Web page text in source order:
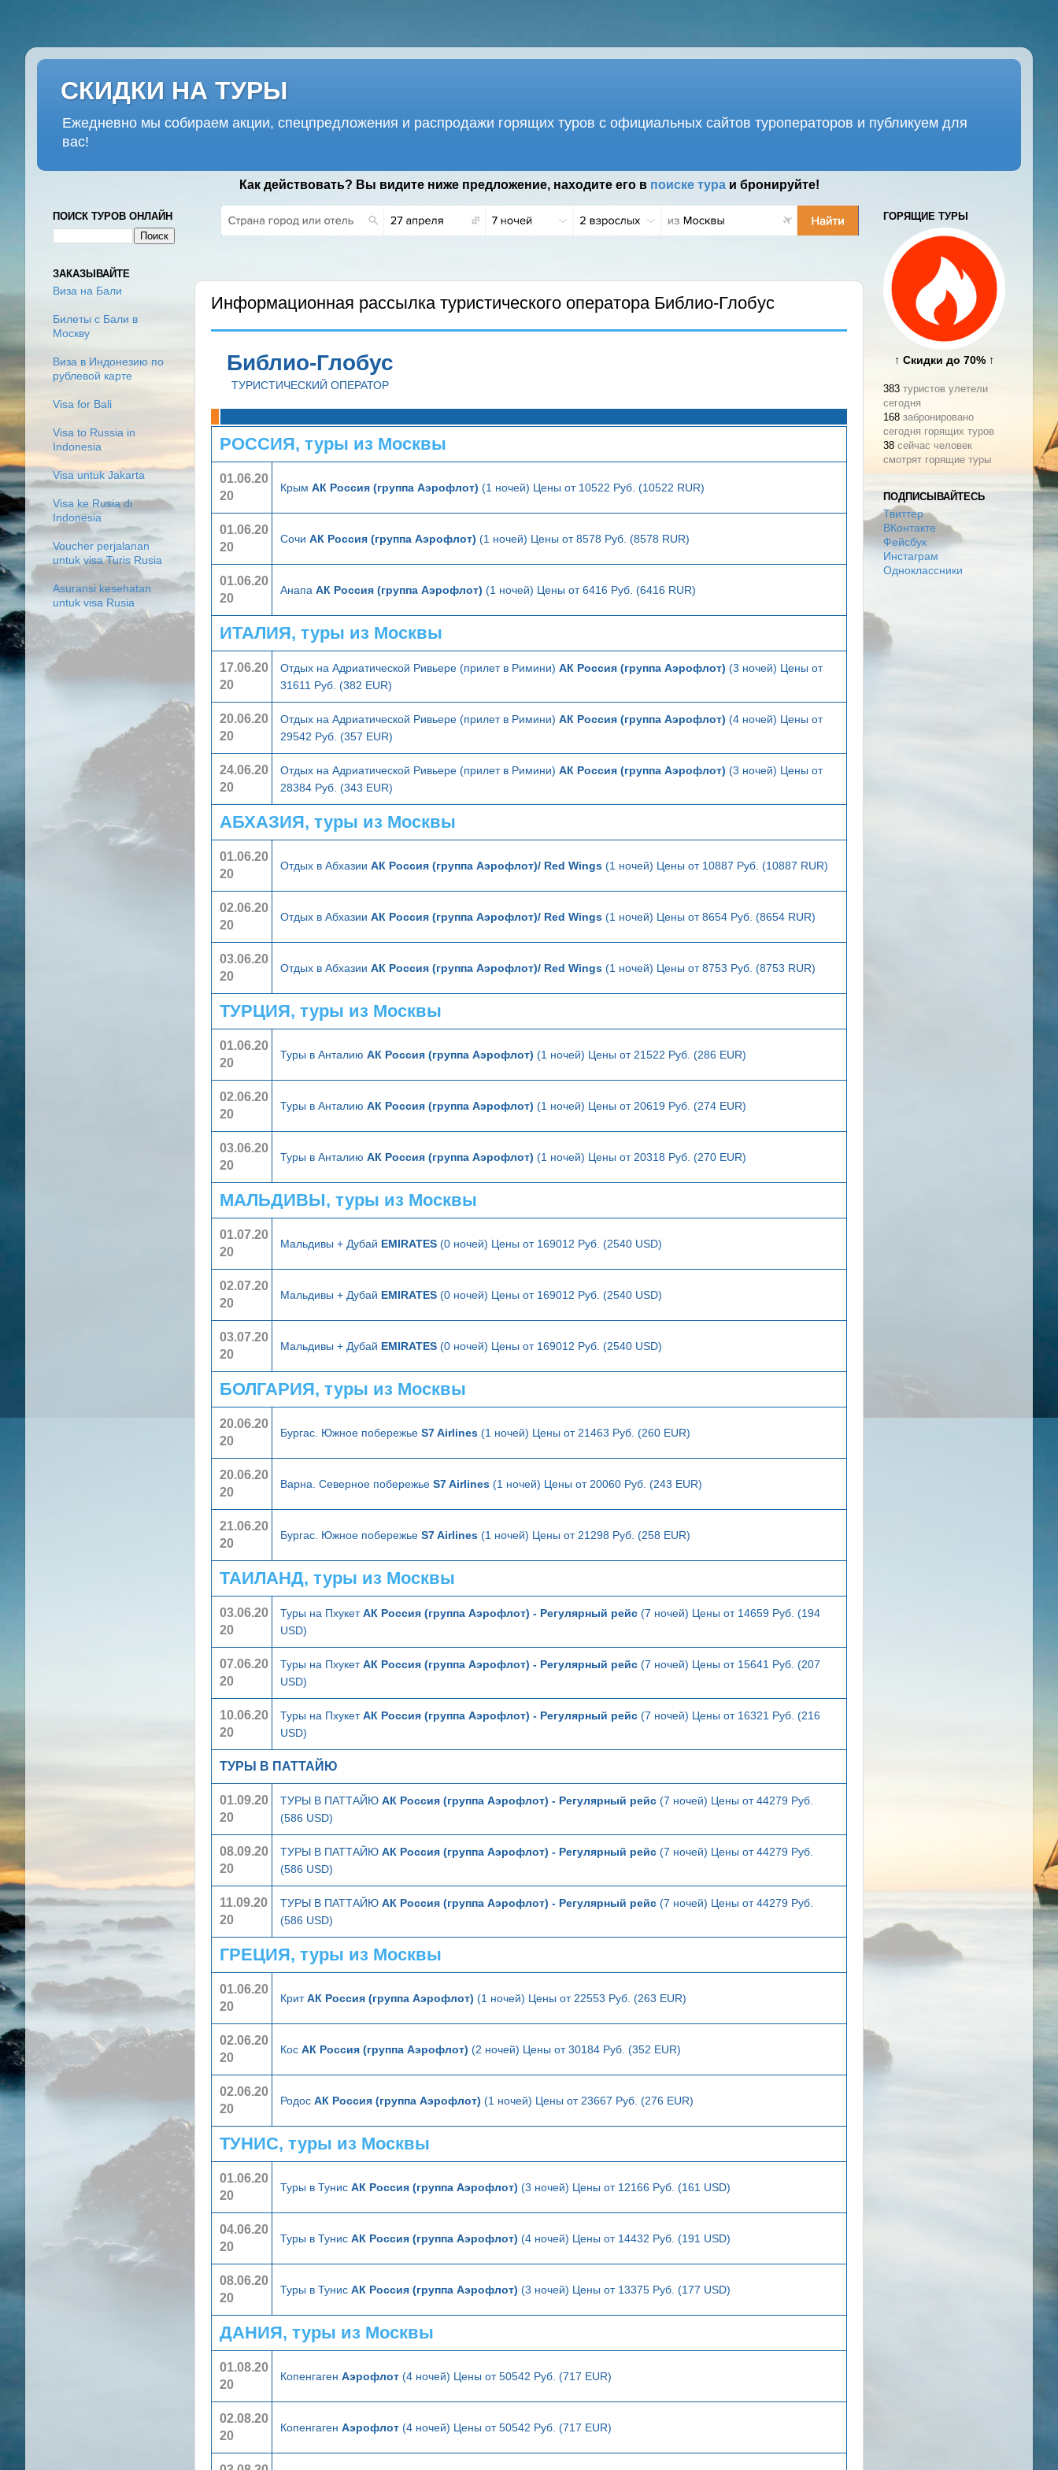
СКИДКИ НА ТУРЫ
Ежедневно мы собираем акции, спецпредложения и распродажи горящих туров с официальных сайтов туроператоров и публикуем для
вас!
Как действовать? Вы видите ниже предложение, находите его в поиске тураи бронируйте!
Информационная рассылка туристического оператора Библио-Глобус
Библио-Глобус
ТУРИСТИЧЕСКИЙ ОПЕРАТОР
РОССИЯ, туры из Москвы
01.06.20
20
Крым АК Россия (группа Аэрофлот) (1 ночей) Цены от 10522 Руб. (10522 RUR)
01.06.20
20
Сочи АК Россия (группа Аэрофлот) (1 ночей) Цены от 8578 Руб. (8578 RUR)
01.06.20
20
Анапа АК Россия (группа Аэрофлот) (1 ночей) Цены от 6416 Руб. (6416 RUR)
ИТАЛИЯ, туры из Москвы
17.06.20
20
Отдых на Адриатической Ривьере (прилет в Римини) АК Россия (группа Аэрофлот) (3 ночей) Цены от
31611 Руб. (382 EUR)
20.06.20
20
Отдых на Адриатической Ривьере (прилет в Римини) АК Россия (группа Аэрофлот) (4 ночей) Цены от
29542 Руб. (357 EUR)
24.06.20
20
Отдых на Адриатической Ривьере (прилет в Римини) АК Россия (группа Аэрофлот) (3 ночей) Цены от
28384 Руб. (343 EUR)
АБХАЗИЯ, туры из Москвы
01.06.20
20
Отдых в Абхазии АК Россия (группа Аэрофлот)/ Red Wings (1 ночей) Цены от 10887 Руб. (10887 RUR)
02.06.20
20
Отдых в Абхазии АК Россия (группа Аэрофлот)/ Red Wings (1 ночей) Цены от 8654 Руб. (8654 RUR)
03.06.20
20
Отдых в Абхазии АК Россия (группа Аэрофлот)/ Red Wings (1 ночей) Цены от 8753 Руб. (8753 RUR)
ТУРЦИЯ, туры из Москвы
01.06.20
20
Туры в Анталию АК Россия (группа Аэрофлот) (1 ночей) Цены от 21522 Руб. (286 EUR)
02.06.20
20
Туры в Анталию АК Россия (группа Аэрофлот) (1 ночей) Цены от 20619 Руб. (274 EUR)
03.06.20
20
Туры в Анталию АК Россия (группа Аэрофлот) (1 ночей) Цены от 20318 Руб. (270 EUR)
МАЛЬДИВЫ, туры из Москвы
01.07.20
20
Мальдивы + Дубай EMIRATES (0 ночей) Цены от 169012 Руб. (2540 USD)
02.07.20
20
Мальдивы + Дубай EMIRATES (0 ночей) Цены от 169012 Руб. (2540 USD)
03.07.20
20
Мальдивы + Дубай EMIRATES (0 ночей) Цены от 169012 Руб. (2540 USD)
БОЛГАРИЯ, туры из Москвы
20.06.20
20
Бургас. Южное побережье S7 Airlines (1 ночей) Цены от 21463 Руб. (260 EUR)
20.06.20
20
Варна. Северное побережье S7 Airlines (1 ночей) Цены от 20060 Руб. (243 EUR)
21.06.20
20
Бургас. Южное побережье S7 Airlines (1 ночей) Цены от 21298 Руб. (258 EUR)
ТАИЛАНД, туры из Москвы
03.06.20
20
Туры на ПхукетАК Россия (группа Аэрофлот) - Регулярный рейс (7 ночей) Цены от 14659 Руб. (194
USD)
07.06.20
20
Туры на ПхукетАК Россия (группа Аэрофлот) - Регулярный рейс (7 ночей) Цены от 15641 Руб. (207
USD)
10.06.20
20
Туры на ПхукетАК Россия (группа Аэрофлот) - Регулярный рейс (7 ночей) Цены от 16321 Руб. (216
USD)
ТУРЫ В ПАТТАЙЮ
01.09.20
20
ТУРЫ В ПАТТАЙЮ АК Россия (группа Аэрофлот) - Регулярный рейс (7 ночей) Цены от 44279 Руб.
(586 USD)
08.09.20
20
ТУРЫ В ПАТТАЙЮ АК Россия (группа Аэрофлот) - Регулярный рейс (7 ночей) Цены от 44279 Руб.
(586 USD)
11.09.20
20
ТУРЫ В ПАТТАЙЮ АК Россия (группа Аэрофлот) - Регулярный рейс (7 ночей) Цены от 44279 Руб.
(586 USD)
ГРЕЦИЯ, туры из Москвы
01.06.20
20
КритАК Россия (группа Аэрофлот) (1 ночей) Цены от 22553 Руб. (263 EUR)
02.06.20
20
Кос АК Россия (группа Аэрофлот) (2 ночей) Цены от 30184 Руб. (352 EUR)
02.06.20
20
Родос АК Россия (группа Аэрофлот) (1 ночей) Цены от 23667 Руб. (276 EUR)
ТУНИС, туры из Москвы
01.06.20
20
Туры в Тунис АК Россия (группа Аэрофлот) (3 ночей) Цены от 12166 Руб. (161 USD)
04.06.20
20
Туры в Тунис АК Россия (группа Аэрофлот) (4 ночей) Цены от 14432 Руб. (191 USD)
08.06.20
20
Туры в Тунис АК Россия (группа Аэрофлот) (3 ночей) Цены от 13375 Руб. (177 USD)
ДАНИЯ, туры из Москвы
01.08.20
20
Копенгаген Аэрофлот (4 ночей) Цены от 50542 Руб. (717 EUR)
02.08.20
20
Копенгаген Аэрофлот (4 ночей) Цены от 50542 Руб. (717 EUR)
ПОИСК ТУРОВ ОНЛАЙН
ЗАКАЗЫВАЙТЕ
Виза на Бали
Билеты с Бали в
Москву
Виза в Индонезию по
рублевой карте
Visa for Bali
Visa to Russia in
Indonesia
Visa untuk Jakarta
Visa ke Rusia di
Indonesia
Voucher perjalanan
untuk visa Turis Rusia
Asuransi kesehatan
untuk visa Rusia
ГОРЯЩИЕ ТУРЫ
↑ Скидки до 70% ↑
383 туристов улетели
сегодня
168 забронировано
сегодня горящих туров
38 сейчас человек
смотрят горящие туры
ПОДПИСЫВАЙТЕСЬ
Твиттер
ВКонтакте
Фейсбук
Инстаграм
Одноклассники